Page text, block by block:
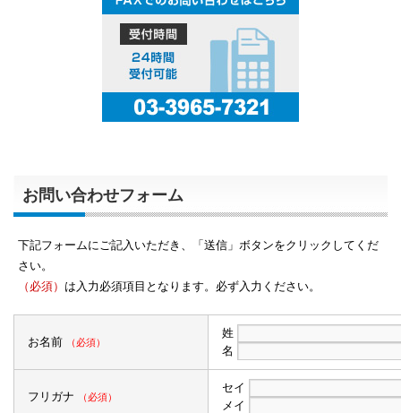
お問い合わせフォーム
下記フォームにご記入いただき、「送信」ボタンをクリックしてくだ
さい。
（必須） は入力必須項目となります。必ず入力ください。
お名前 （必須）
姓
名
フリガナ （必須）
セイ
メイ